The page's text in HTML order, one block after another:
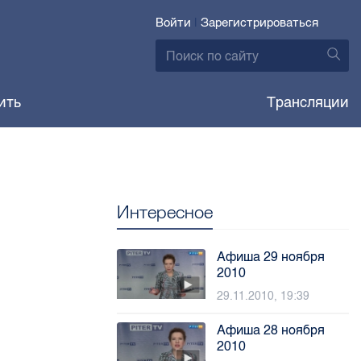
Войти | Зарегистрироваться
Трансляции
Интересное
Афиша 29 ноября
2010
29.11.2010, 19:39
Афиша 28 ноября
2010